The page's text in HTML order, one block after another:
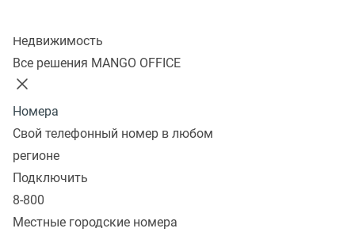
Недвижимость
Все решения MANGO OFFICE
Номера
Свой телефонный номер в любом
регионе
Подключить
8-800
Местные городские номера
Инструмент общения и способ сделать
посетителей сайта вашими постоянными
клиентами.
Чат поможет: